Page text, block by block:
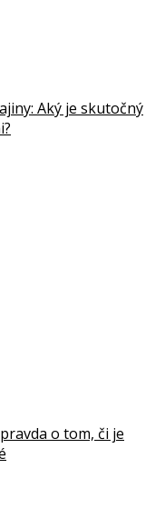
Aký je skutočný
o tom, či je